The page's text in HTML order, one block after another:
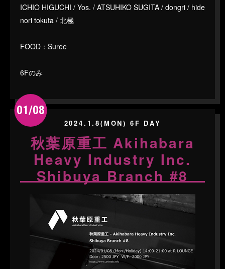
ICHIO HIGUCHI / Yos. / ATSUHIKO SUGITA / dongri / hide
nori tokuta / 北極
FOOD：Suree
6Fのみ
01/08
2024.1.8(MON) 6F DAY
秋葉原重工 Akihabara
Heavy Industry Inc.
Shibuya Branch #8